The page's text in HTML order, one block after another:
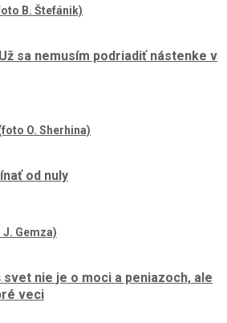
sa nemusím podriadiť nástenke v
od nuly
svet nie je o moci a peniazoch, ale
veci